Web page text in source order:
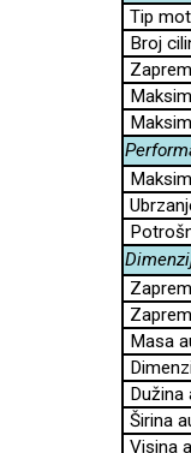
Tip
Broj
Masa
Dužina
Širina
Visina